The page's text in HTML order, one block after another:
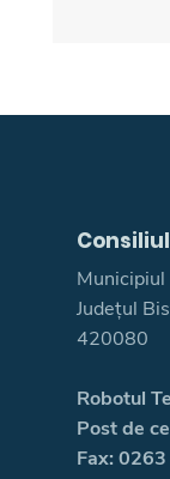
Județul
420080
Robotul
Post de
Fax: